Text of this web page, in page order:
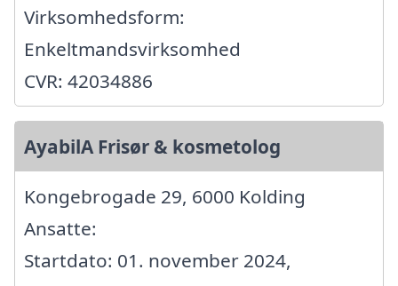
Virksomhedsform:
Enkeltmandsvirksomhed
CVR: 42034886
AyabilA Frisør & kosmetolog
Kongebrogade 29, 6000 Kolding
Ansatte:
Startdato: 01. november 2024,